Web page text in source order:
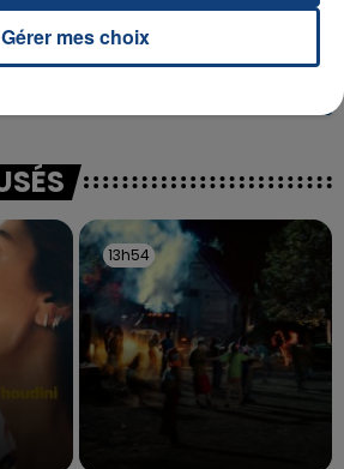
DEVANT SE FAIRE
RESSORT DE LA...
13h54
13h54
Gérer mes choix